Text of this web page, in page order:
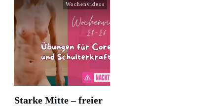
Wochenvideos
Starke Mitte – freier